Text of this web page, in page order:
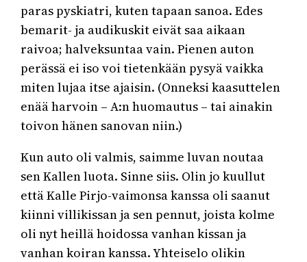
paras pyskiatri, kuten tapaan sanoa. Edes
bemarit- ja audikuskit eivät saa aikaan
raivoa; halveksuntaa vain. Pienen auton
perässä ei iso voi tietenkään pysyä vaikka
miten lujaa itse ajaisin. (Onneksi kaasuttelen
enää harvoin – A:n huomautus – tai ainakin
toivon hänen sanovan niin.)
Kun auto oli valmis, saimme luvan noutaa
sen Kallen luota. Sinne siis. Olin jo kuullut
että Kalle Pirjo-vaimonsa kanssa oli saanut
kiinni villikissan ja sen pennut, joista kolme
oli nyt heillä hoidossa vanhan kissan ja
vanhan koiran kanssa. Yhteiselo olikin